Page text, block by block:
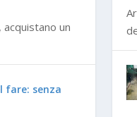
un
fare: senza